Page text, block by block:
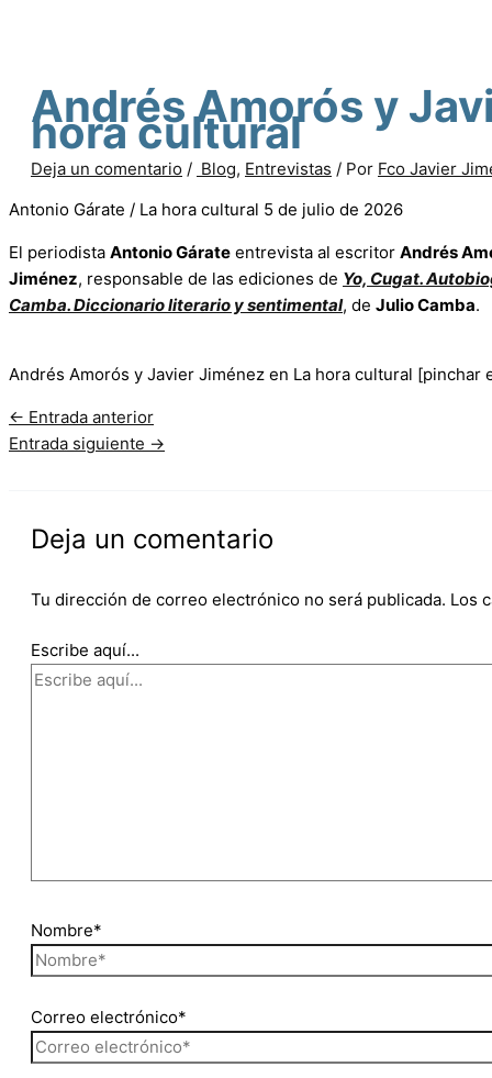
Andrés Amorós y
hora cultural
Deja un comentario / Blog, Entrevistas / Por Fco Javier
Antonio Gárate / La hora cultural 5 de julio de 2026
El periodista Antonio Gárate entrevista al escritor Andrés
Jiménez, responsable de las ediciones de Yo, Cugat.
Camba. Diccionario literario y sentimental, de Julio Camba.
Andrés Amorós y Javier Jiménez en La hora cultural [pinchar
← Entrada anterior
Entrada siguiente →
Deja un comentario
Tu dirección de correo electrónico no será publicada. Los
Escribe aquí...
Nombre*
Correo electrónico*